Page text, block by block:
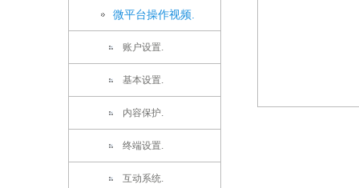
微平台操作视频.
账户设置.
基本设置.
内容保护.
终端设置.
互动系统.